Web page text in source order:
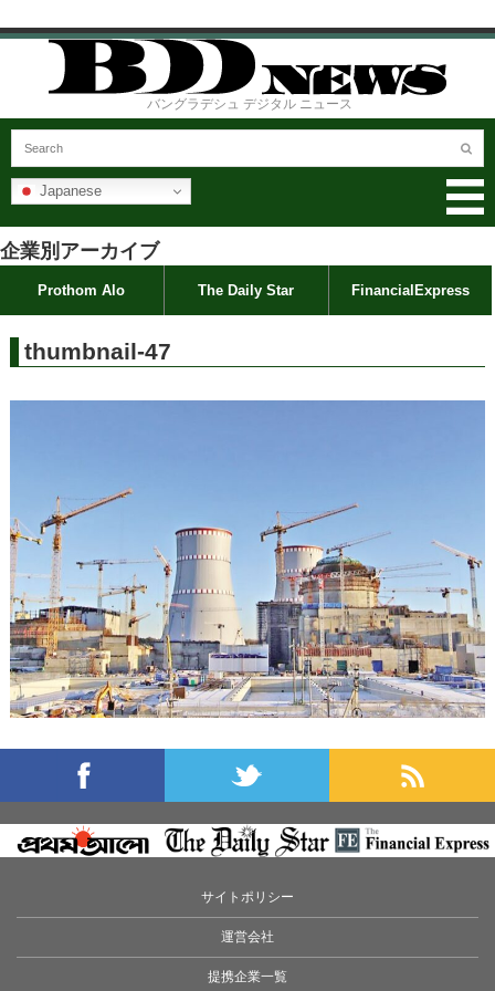
バングラデシュ デジタル ニュース
Japanese
企業別アーカイブ
Prothom Alo The Daily Star FinancialExpress
thumbnail-47
サイトポリシー
運営会社
提携企業一覧